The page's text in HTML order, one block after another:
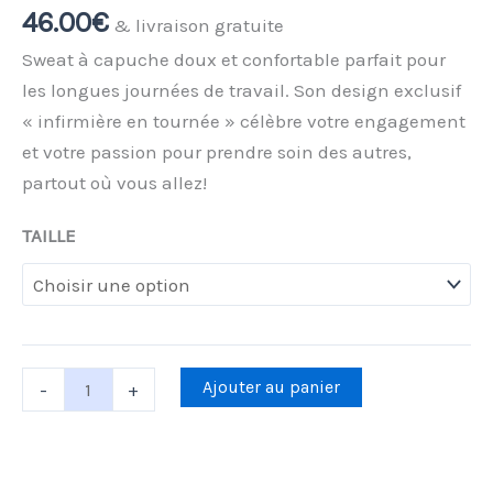
46.00€ & livraison gratuite
Sweat à capuche doux et confortable parfait pour
les longues journées de travail. Son design exclusif
« infirmière en tournée » célèbre votre engagement
et votre passion pour prendre soin des autres,
partout où vous allez!
TAILLE
-
écru
+ Ajouter au panier